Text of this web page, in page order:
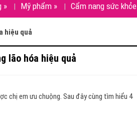
» Mỹ phẩm » Cẩm nang sức khỏe
hiệu quả
lão hóa hiệu quả
chị em ưu chuộng. Sau đây cùng tìm hiểu 4